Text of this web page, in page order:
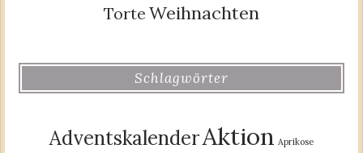
Torte Weihnachten
Schlagwörter
AdventskalenderAktion Aprikose